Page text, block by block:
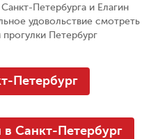
Петербурга и Елагин
удовольствие смотреть
Петербург
Петербург
в Санкт-Петербург